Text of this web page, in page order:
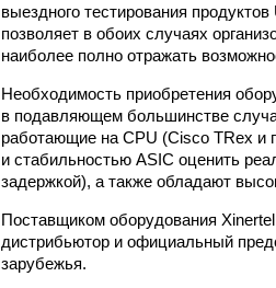
выездного тестирования
позволяет в обоих случаях
наиболее полно отражать
Необходимость приобретения
в подавляющем большинстве
работающие на CPU (Cisco TRex и
и стабильностью ASIC оценить
задержкой), а также обладают
Поставщиком оборудования
дистрибьютор и официальный
зарубежья.